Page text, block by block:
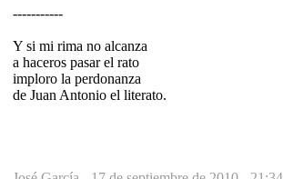
-----------
Y si mi rima no alcanza
a haceros pasar el rato
imploro la perdonanza
de Juan Antonio el literato.